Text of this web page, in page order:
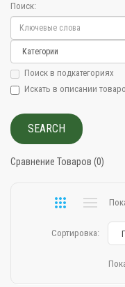
Поиск:
Поиск в подкатегориях
Искать в описании
Сравнение Товаров (0)
Сортировка: